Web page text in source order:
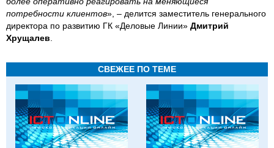
потребности клиентов», – делится заместитель генерального
директора по развитию ГК «Деловые Линии» Дмитрий
Хрущалев
СВЕЖЕЕ ПО ТЕМЕ